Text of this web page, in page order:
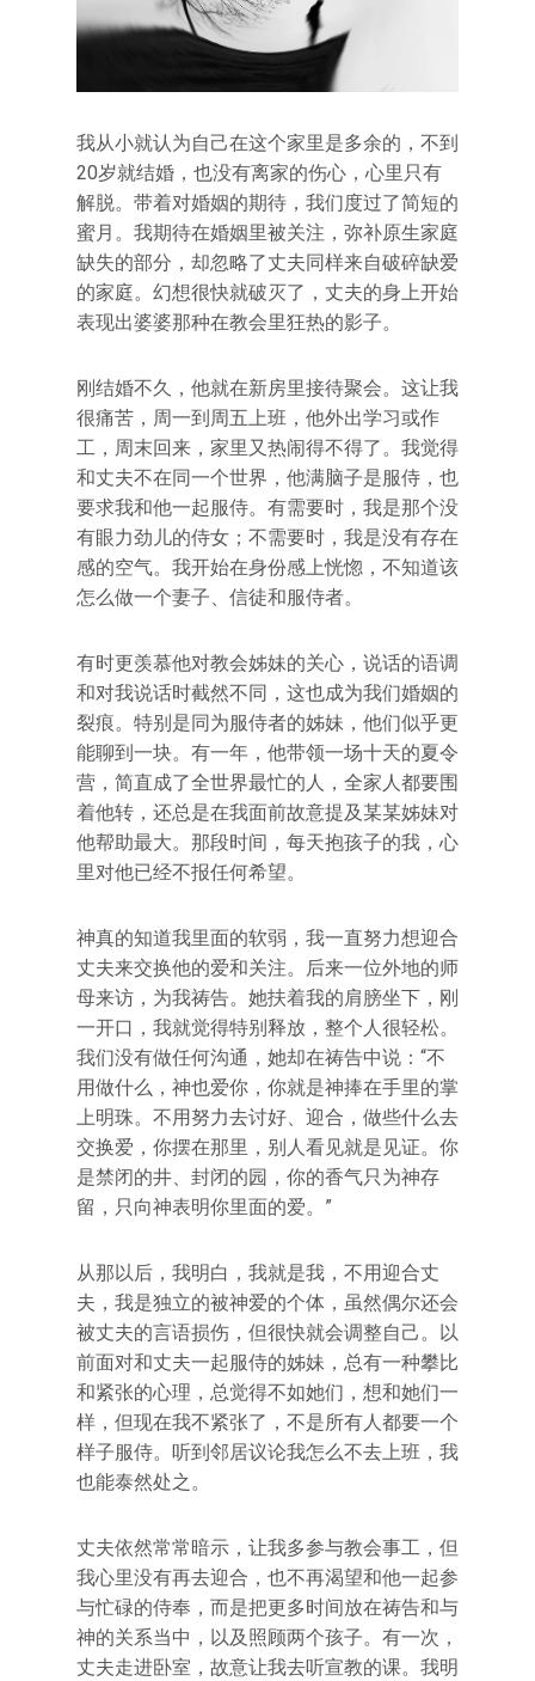
我从小就认为自己在这个家里是多余的，不到
20岁就结婚，也没有离家的伤心，心里只有
解脱。带着对婚姻的期待，我们度过了简短的
蜜月。我期待在婚姻里被关注，弥补原生家庭
缺失的部分，却忽略了丈夫同样来自破碎缺爱
的家庭。幻想很快就破灭了，丈夫的身上开始
表现出婆婆那种在教会里狂热的影子。
刚结婚不久，他就在新房里接待聚会。这让我
很痛苦，周一到周五上班，他外出学习或作
工，周末回来，家里又热闹得不得了。我觉得
和丈夫不在同一个世界，他满脑子是服侍，也
要求我和他一起服侍。有需要时，我是那个没
有眼力劲儿的侍女；不需要时，我是没有存在
感的空气。我开始在身份感上恍惚，不知道该
怎么做一个妻子、信徒和服侍者。
有时更羡慕他对教会姊妹的关心，说话的语调
和对我说话时截然不同，这也成为我们婚姻的
裂痕。特别是同为服侍者的姊妹，他们似乎更
能聊到一块。有一年，他带领一场十天的夏令
营，简直成了全世界最忙的人，全家人都要围
着他转，还总是在我面前故意提及某某姊妹对
他帮助最大。那段时间，每天抱孩子的我，心
里对他已经不报任何希望。
神真的知道我里面的软弱，我一直努力想迎合
丈夫来交换他的爱和关注。后来一位外地的师
母来访，为我祷告。她扶着我的肩膀坐下，刚
一开口，我就觉得特别释放，整个人很轻松。
我们没有做任何沟通，她却在祷告中说：“不
用做什么，神也爱你，你就是神捧在手里的掌
上明珠。不用努力去讨好、迎合，做些什么去
交换爱，你摆在那里，别人看见就是见证。你
是禁闭的井、封闭的园，你的香气只为神存
留，只向神表明你里面的爱。”
从那以后，我明白，我就是我，不用迎合丈
夫，我是独立的被神爱的个体，虽然偶尔还会
被丈夫的言语损伤，但很快就会调整自己。以
前面对和丈夫一起服侍的姊妹，总有一种攀比
和紧张的心理，总觉得不如她们，想和她们一
样，但现在我不紧张了，不是所有人都要一个
样子服侍。听到邻居议论我怎么不去上班，我
也能泰然处之。
丈夫依然常常暗示，让我多参与教会事工，但
我心里没有再去迎合，也不再渴望和他一起参
与忙碌的侍奉，而是把更多时间放在祷告和与
神的关系当中，以及照顾两个孩子。有一次，
丈夫走进卧室，故意让我去听宣教的课。我明